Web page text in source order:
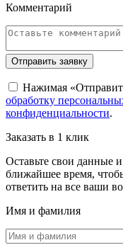
Комментарий
Отправить заявку
Нажимая
обработку
конфиденциальности.
Заказать в 1 клик
Оставьте свои данные
ближайшее время,
ответить на все ваши
Имя и фамилия